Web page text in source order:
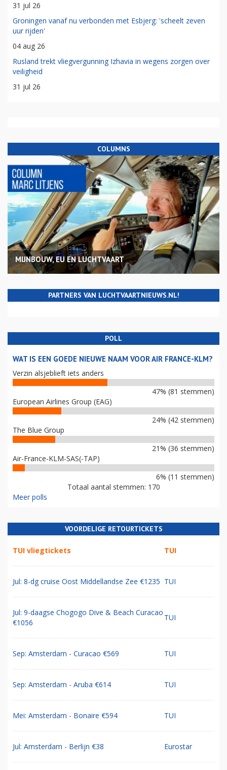
31 jul 26
Groningen vanaf nu verbonden met Esbjerg: 'scheelt zeven
uur rijden'
04 aug 26
Rusland trekt vliegvergunning Izhavia in wegens zorgen over
veiligheid
31 jul 26
COLUMNS
MIJNBOUW, EU EN LUCHTVAART
PARTNERS VAN LUCHTVAARTNIEUWS.NL!
POLL
WAT IS EEN GOEDE NIEUWE NAAM VOOR AIR FRANCE-KLM?
Verzin alsjeblieft iets anders
47% (81 stemmen)
European Airlines Group (EAG)
24% (42 stemmen)
The Blue Group
21% (36 stemmen)
Air-France-KLM-SAS(-TAP)
6% (11 stemmen)
Totaal aantal stemmen: 170
Meer polls
VOORDELIGE RETOURTICKETS
TUI vliegtickets TUI
Jul: 8-dg cruise Oost Middellandse Zee €1235 TUI
Jul: 9-daagse Chogogo Dive & Beach Curacao
€1056
TUI
Sep: Amsterdam - Curacao €569 TUI
Sep: Amsterdam - Aruba €614 TUI
Mei: Amsterdam - Bonaire €594 TUI
Jul: Amsterdam - Berlijn €38 Eurostar